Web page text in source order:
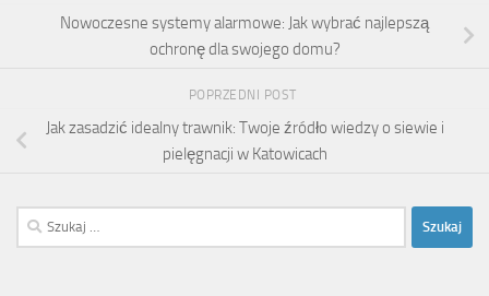
Nowoczesne systemy alarmowe: Jak wybrać najlepszą
ochronę dla swojego domu?
POPRZEDNI POST
Jak zasadzić idealny trawnik: Twoje źródło wiedzy o siewie i
pielęgnacji w Katowicach
Szukaj: